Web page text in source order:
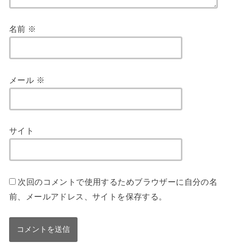
名前 ※
メール ※
サイト
次回のコメントで使用するためブラウザーに自分の名
前、メールアドレス、サイトを保存する。